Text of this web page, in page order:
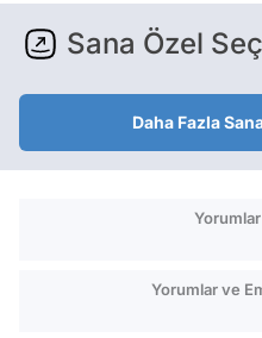
Sana Özel
Daha Fazla
Yorumlar
Yorumlar ve